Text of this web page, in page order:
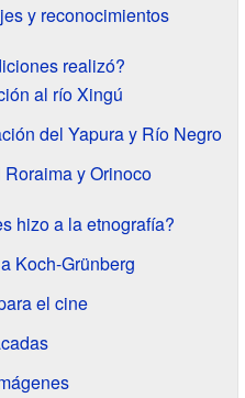
y reconocimientos
realizó?
al río Xingú
del Yapura y Río Negro
y Orinoco
hizo a la etnografía?
Koch-Grünberg
el cine